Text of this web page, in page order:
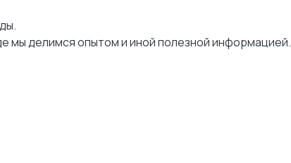
мы делимся опытом и иной полезной информацией.